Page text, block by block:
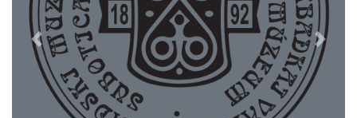
Previous Next